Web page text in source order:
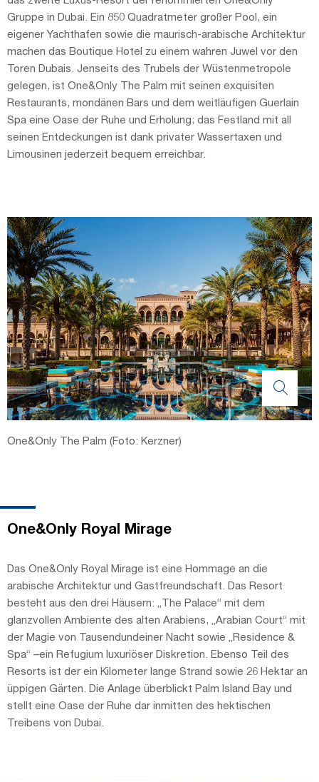
Gruppe in Dubai. Ein 850 Quadratmeter großer Pool, ein
eigener Yachthafen sowie die maurisch-arabische Architektur
machen das Boutique Hotel zu einem wahren Juwel vor den
Toren Dubais. Jenseits des Trubels der Wüstenmetropole
gelegen, ist One&Only The Palm mit seinen exquisiten
Restaurants, mondänen Bars und dem weitläufigen Guerlain
Spa eine Oase der Ruhe und Erholung; das Festland mit all
seinen Entdeckungen ist dank privater Wassertaxen und
Limousinen jederzeit bequem erreichbar.
One&Only The Palm (Foto: Kerzner)
One&Only Royal Mirage
Das One&Only Royal Mirage ist eine Hommage an die
arabische Architektur und Gastfreundschaft. Das Resort
besteht aus den drei Häusern: „The Palace“ mit dem
glanzvollen Ambiente des alten Arabiens, „Arabian Court“ mit
der Magie von Tausendundeiner Nacht sowie „Residence &
Spa“ –ein Refugium luxuriöser Diskretion. Ebenso Teil des
Resorts ist der ein Kilometer lange Strand sowie 26 Hektar an
üppigen Gärten. Die Anlage überblickt Palm Island Bay und
stellt eine Oase der Ruhe dar inmitten des hektischen
Treibens von Dubai.